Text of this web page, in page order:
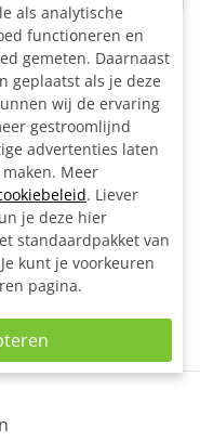
gecoat
van buisuiteinden.
als analytische
functioneren en
gemeten. Daarnaast
geplaatst als je deze
wij de ervaring
gestroomlijnd
advertenties laten
Meer
. Liever
je deze hier
standaardpakket van
kunt je voorkeuren
pagina.